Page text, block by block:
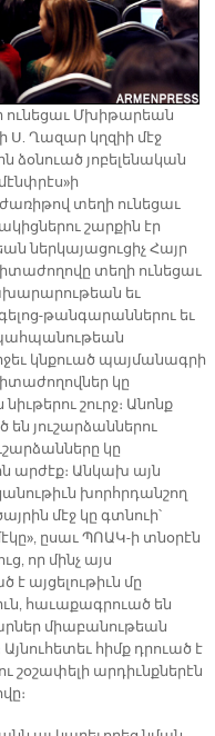
ունեցաւ Մխիթարեան
Ս. Ղազար կղզիի մէջ
յոբելենական
տեղի ունեցաւ
շարքին էր
ներկայացուցիչ Հայր
տեղի ունեցաւ
եւ
թանգարաններու եւ
կնքուած պայմանագրի
կը
շուրջ։ Անոնք
յուշարձաններու
կը
արժէք։ Անկախ այն
խորհրդանշող
մէջ կը գտնուի՝
ըսաւ ՊՈԱԿ-ի տնօրէն
որ մինչ այս
այցելութիւն մը
հաւաքագրուած են
միաբանութեան
հիմք դրուած է
շօշափելի արդիւնքներէն